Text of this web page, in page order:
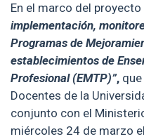
En el marco del proyecto
implementación,
Programas de
establecimientos de
Profesional (EMTP)”,
Docentes de la
conjunto con el
miércoles 24 de marzo